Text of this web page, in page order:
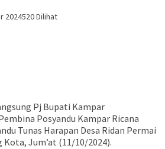
2024520 Dilihat
Pj Bupati Kampar
Posyandu Kampar Ricana
Tunas Harapan Desa Ridan Permai
Jum’at (11/10/2024).